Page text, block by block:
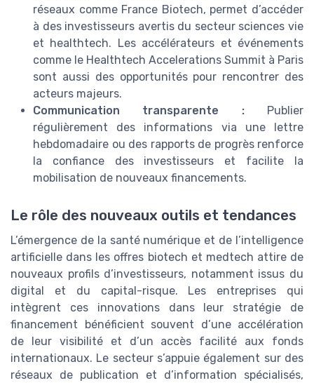
réseaux comme France Biotech, permet d’accéder
à des investisseurs avertis du secteur sciences vie
et healthtech. Les accélérateurs et événements
comme le Healthtech Accelerations Summit à Paris
sont aussi des opportunités pour rencontrer des
acteurs majeurs.
Communication transparente :Publier
régulièrement des informations via une lettre
hebdomadaire ou des rapports de progrès renforce
la confiance des investisseurs et facilite la
mobilisation de nouveaux financements.
Le rôle des nouveaux outils et tendances
L’émergence de la santé numérique et de l’intelligence
artificielle dans les offres biotech et medtech attire de
nouveaux profils d’investisseurs, notamment issus du
digital et du capital-risque. Les entreprises qui
intègrent ces innovations dans leur stratégie de
financement bénéficient souvent d’une accélération
de leur visibilité et d’un accès facilité aux fonds
internationaux. Le secteur s’appuie également sur des
réseaux de publication et d’information spécialisés,